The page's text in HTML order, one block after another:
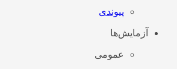
پیوندی
آزمایش‌ها
عمومی